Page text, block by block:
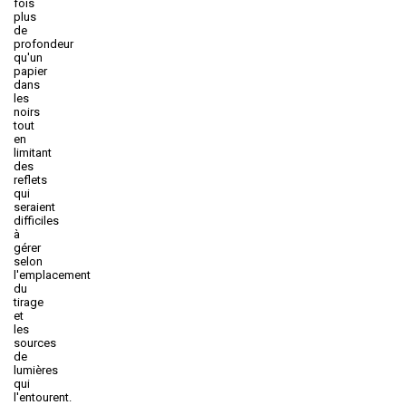
fois
plus
de
profondeur
qu'un
papier
dans
les
noirs
tout
en
limitant
des
reflets
qui
seraient
difficiles
à
gérer
selon
l'emplacement
du
tirage
et
les
sources
de
lumières
qui
l'entourent.